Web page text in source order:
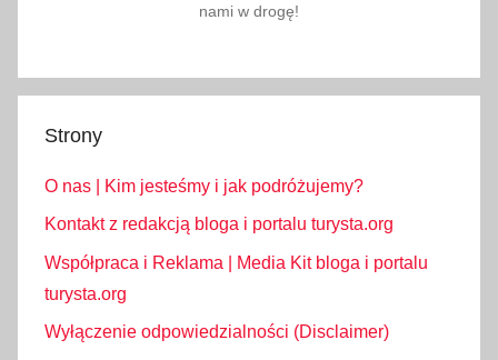
nami w drogę!
Strony
O nas | Kim jesteśmy i jak podróżujemy?
Kontakt z redakcją bloga i portalu turysta.org
Współpraca i Reklama | Media Kit bloga i portalu
turysta.org
Wyłączenie odpowiedzialności (Disclaimer)